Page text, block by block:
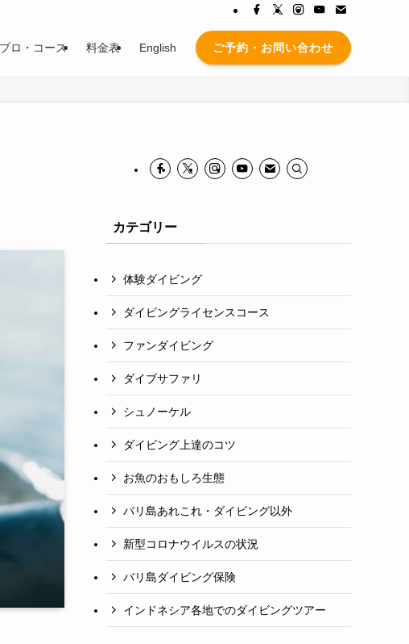
ロ・コース 料金表 English ご予約・お問い合わせ
カテゴリー
体験ダイビング
ダイビングライセンスコース
ファンダイビング
ダイブサファリ
シュノーケル
ダイビング上達のコツ
お魚のおもしろ生態
バリ島あれこれ・ダイビング以外
新型コロナウイルスの状況
バリ島ダイビング保険
インドネシア各地でのダイビングツアー